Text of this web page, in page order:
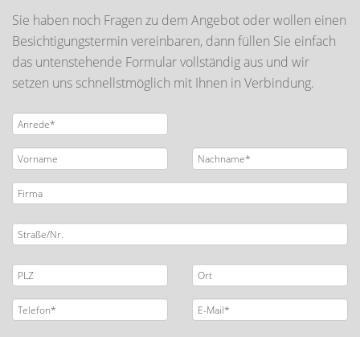
Sie haben noch Fragen zu dem Angebot oder wollen einen
Besichtigungstermin vereinbaren, dann füllen Sie einfach
das untenstehende Formular vollständig aus und wir
setzen uns schnellstmöglich mit Ihnen in Verbindung.